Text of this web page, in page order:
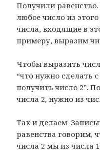
Получили
любое число из
числа, входящие в
примеру, выразим
Чтобы выразить
“что нужно сделать
получить число 2”.
числа 2, нужно из
Так и делаем.
равенства говорим,
числа 2 мы из числа